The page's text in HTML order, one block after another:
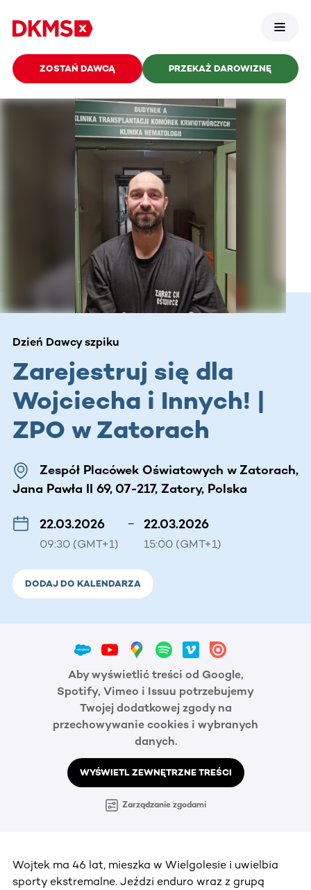
ZOSTAŃ DAWCĄ PRZEKAŻ DAROWIZNĘ
Dzień Dawcy szpiku
Zarejestruj się dla
Wojciecha i Innych! |
ZPO w Zatorach
Zespół Placówek Oświatowych w Zatorach,
Jana Pawła II 69, 07-217, Zatory, Polska
22.03.2026
09:30 (GMT+1)
– 22.03.2026
15:00 (GMT+1)
DODAJ DO KALENDARZA
Aby wyświetlić treści od Google,
Spotify, Vimeo i Issuu potrzebujemy
Twojej dodatkowej zgody na
przechowywanie cookies i wybranych
danych.
WYŚWIETL ZEWNĘTRZNE TREŚCI
Zarządzanie zgodami
Wojtek ma 46 lat, mieszka w Wielgolesie i uwielbia
sporty ekstremalne. Jeździ enduro wraz z grupą